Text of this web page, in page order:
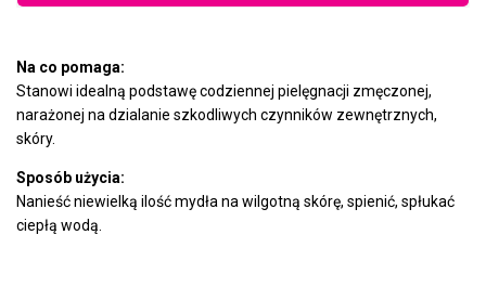
Na co pomaga:
Stanowi idealną podstawę codziennej pielęgnacji zmęczonej,
narażonej na dzialanie szkodliwych czynników zewnętrznych,
skóry.
Sposób użycia:
Nanieść niewielką ilość mydła na wilgotną skórę, spienić, spłukać
ciepłą wodą.